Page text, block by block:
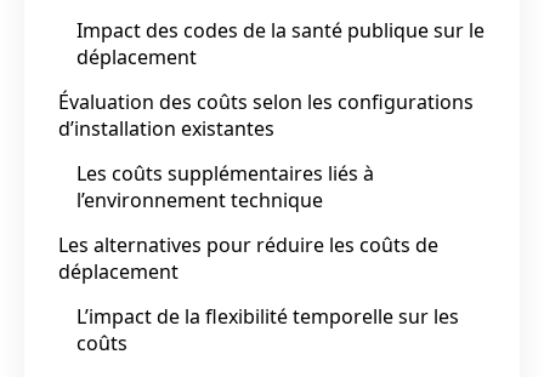
Impact des codes de la santé publique sur le
déplacement
Évaluation des coûts selon les configurations
d’installation existantes
Les coûts supplémentaires liés à
l’environnement technique
Les alternatives pour réduire les coûts de
déplacement
L’impact de la flexibilité temporelle sur les
coûts